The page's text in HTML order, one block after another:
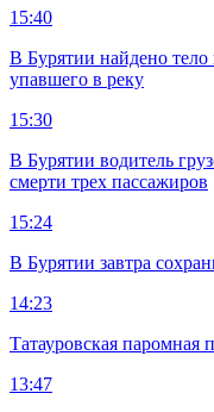
15:40
В Бурятии найдено тело
упавшего в реку
15:30
В Бурятии водитель
смерти трех пассажиров
15:24
В Бурятии завтра
14:23
Татауровская паромная
13:47